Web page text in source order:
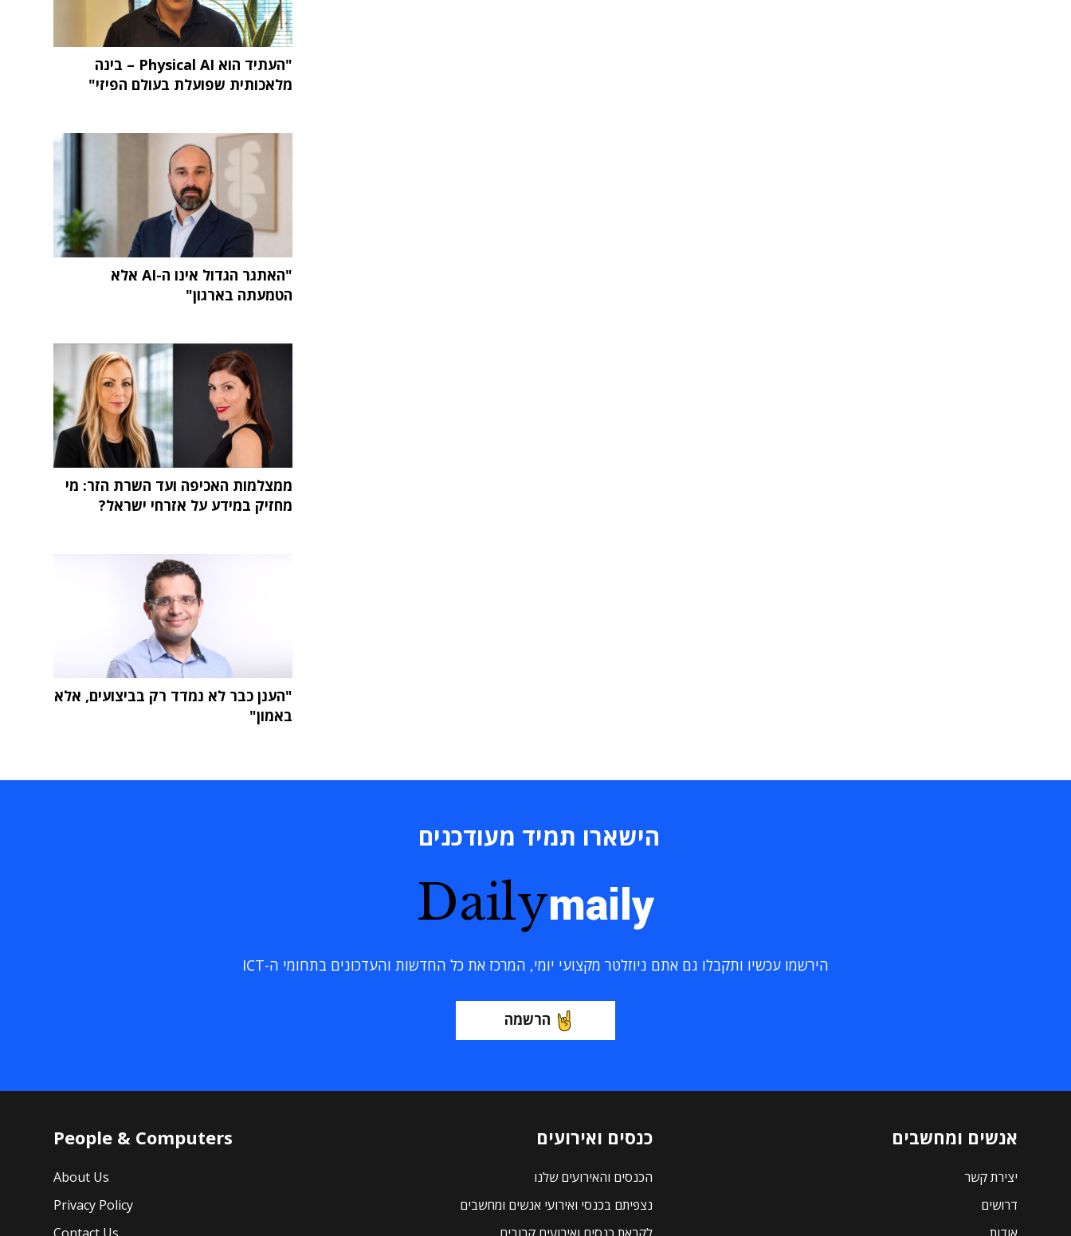
"העתיד הוא Physical AI – בינה
מלאכותית שפועלת בעולם הפיזי"
"האתגר הגדול אינו ה-AI אלא
הטמעתה בארגון"
ממצלמות האכיפה ועד השרת הזר: מי
מחזיק במידע על אזרחי ישראל?
"הענן כבר לא נמדד רק בביצועים, אלא
באמון"
הישארו תמיד מעודכנים
Dailymaily
הירשמו עכשיו ותקבלו גם אתם ניוזלטר מקצועי יומי, המרכז את כל החדשות והעדכונים בתחומי ה-ICT
הרשמה
אנשים ומחשבים
יצירת קשר
דרושים
כנסים ואירועים
הכנסים והאירועים שלנו
נצפיתם בכנסי ואירועי אנשים ומחשבים
People & Computers
About Us
Privacy Policy